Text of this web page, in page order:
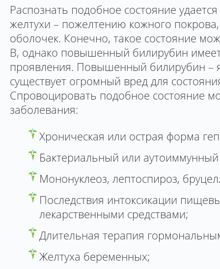
Распознать подобное состояние
желтухи – пожелтению кожного
оболочек. Конечно, такое состояние
В, однако повышенный билирубин
проявления. Повышенный билирубин –
существует огромный вред для
Спровоцировать подобное состояние
заболевания:
Хроническая или острая форма
Бактериальный или аутоиммунный
Мононуклеоз, лептоспироз,
Последствия интоксикации
лекарственными средствами;
Длительная терапия
Желтуха беременных;